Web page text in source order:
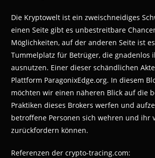
Die Kryptowelt ist ein zweischneidiges
einen Seite gibt es unbestreitbare
Möglichkeiten, auf der anderen Seite ist
Tummelplatz für Betrüger, die gnadenlos
ausnutzen. Einer dieser schändlichen
Plattform ParagonixEdge.org. In diesem
möchten wir einen näheren Blick auf die
Praktiken dieses Brokers werfen und
betroffene Personen sich wehren und ihr
zurückfordern können.
Referenzen der crypto-tracing.com: